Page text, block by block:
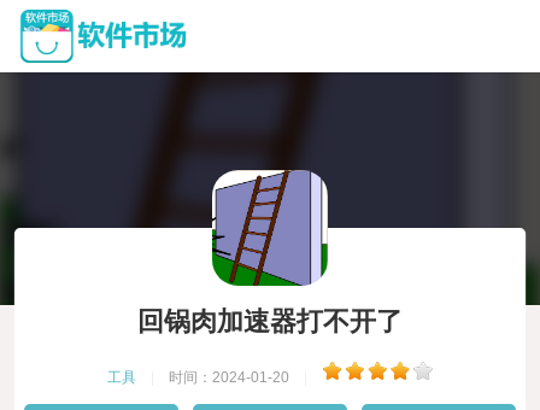
回锅肉加速器打不开了
工具 时间：2024-01-20